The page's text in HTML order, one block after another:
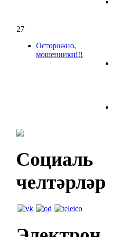
27
Осторожно,
мошенники!!!
Социаль
челтәрләр